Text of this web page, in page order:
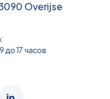
Overijse
до 17 часов